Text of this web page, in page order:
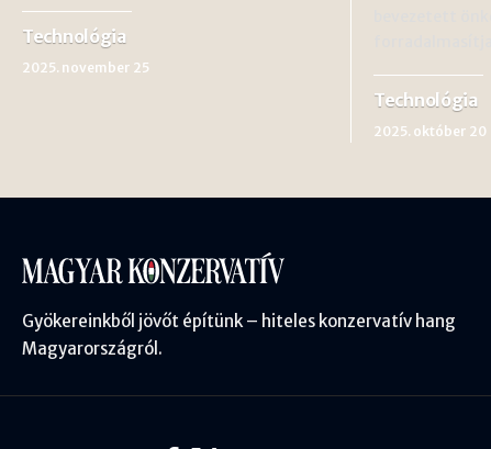
Technológia
2025. november 25
Technológia
2025. október 20
Gyökereinkből jövőt építünk – hiteles konzervatív hang
Magyarországról.